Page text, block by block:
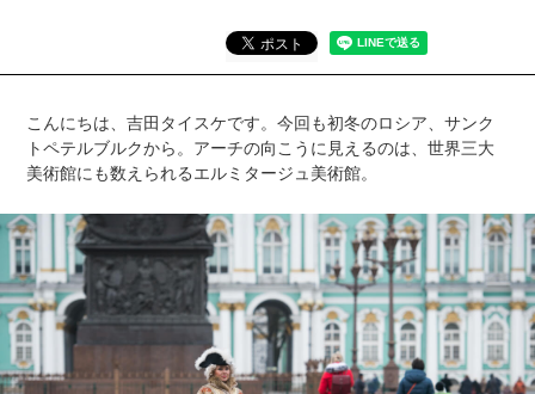
こんにちは、吉田タイスケです。今回も初冬のロシア、サンク
トペテルブルクから。アーチの向こうに見えるのは、世界三大
美術館にも数えられるエルミタージュ美術館。